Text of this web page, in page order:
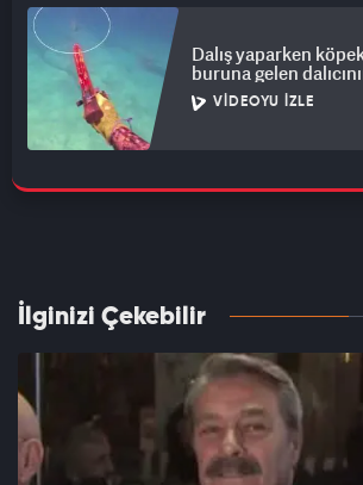
Dalış yaparken
buruna gelen
VIDEOYU İZLE
İlginizi Çekebilir